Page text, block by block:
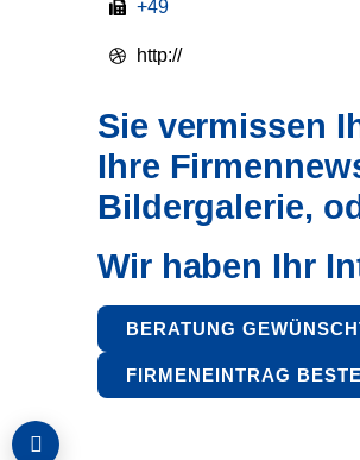
+49
http://
Sie vermissen
Ihre
Bildergalerie,
Wir haben Ihr
BERATUNG
FIRMENEINTRAG